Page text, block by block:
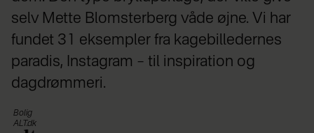
selv Mette Blomsterberg våde øjne. Vi har
fundet 31 eksempler fra kagebilledernes
paradis, Instagram – til inspiration og
dagdrømmeri.
Bolig
ALT.dk